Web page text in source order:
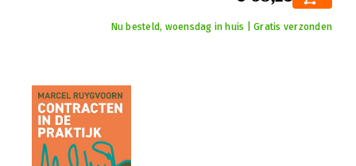
Nu besteld, woensdag in huis | Gratis verzonden